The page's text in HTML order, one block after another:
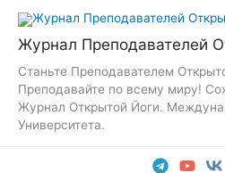
Перейти
содержимому
Журнал Преподавателей
Станьте Преподавателем
Преподавайте по всему миру!
Журнал Открытой Йоги.
Университета.